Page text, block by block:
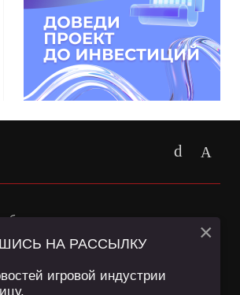
обязательна.
сайта и сервис «Яндекс
и
НА РАССЫЛКУ
игровой индустрии
×